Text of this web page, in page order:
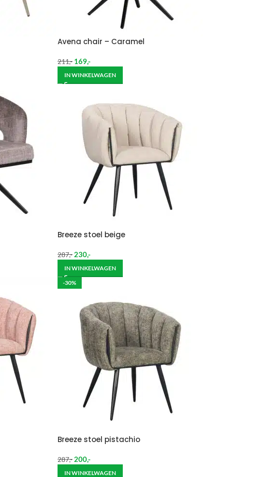
Avena chair – Caramel
211,- 169,-
IN WINKELWAGEN
Breeze stoel beige
287,- 230,-
IN WINKELWAGEN
-30%
Breeze stoel pistachio
287,- 200,-
IN WINKELWAGEN